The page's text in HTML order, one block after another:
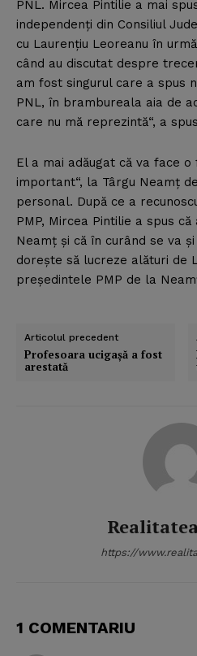
PNL. Mircea Pintilie a mai
independenţi din Consiliul
cu Laurenţiu Leoreanu în
când au discutat despre
am fost singurul care a spus
PNL, în brambureala aia de
care nu mă reprezintă“, a
El a mai adăugat că va face o
important“, la Târgu Neamţ
personal. După ce a
PMP, Mircea Pintilie a spus
Neamţ şi că în curând se va
doreşte să lucreze alături de
preşedintele PMP de la
Articolul precedent
Profesoara ucigaşă a fost
arestată
https://
1 COMENTARIU